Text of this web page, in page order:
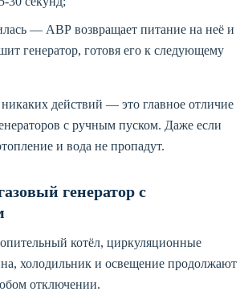
— АВР возвращает питание на неё и
генератор, готовя его к следующему
никаких действий — это главное отличие
с ручным пуском. Даже если
и вода не пропадут.
генератор с
котёл, циркуляционные
холодильник и освещение продолжают
отключении.